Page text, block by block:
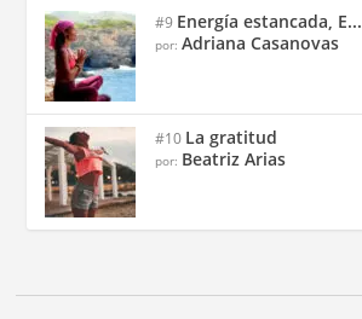
#9 Energía estancada, E...
por:Adriana Casanovas
#10 La gratitud
por: Beatriz Arias